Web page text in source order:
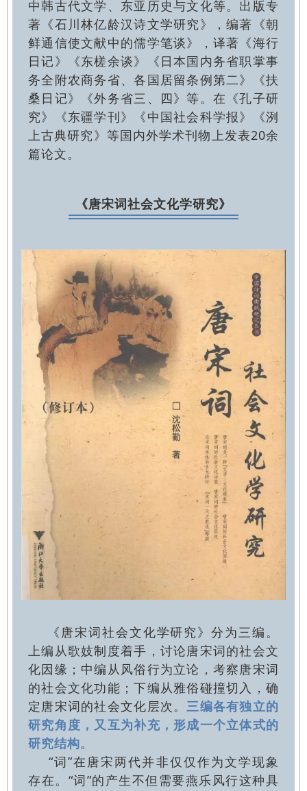
中韩古代文学、东亚历史与文化等。出版专
著《石川林亿龄汉诗文学研究》，编著《朝
鲜通信使文献中的儒学笔谈》，译著《海行
日记》《东槎余谈》《日本国内务省职掌事
务全附农商务省、各国居留条例第二》《扶
桑日记》《外务省三、四》等。在《孔子研
究》《东疆学刊》《中国社会科学报》《洌
上古典研究》等国内外学术刊物上发表20余
篇论文。
《唐宋词社会文化学研究》
《唐宋词社会文化学研究》分为三编。
上编从歌妓制度着手，讨论唐宋词的社会文
化因缘；中编从风俗行为立论，考察唐宋词
的社会文化功能；下编从雅俗碰撞切入，确
定唐宋词的社会文化层次。 三编各有独立的
研究角度，又互为补充，形成一个立体式的
研究结构。
“词”在唐宋两代并非仅仅作为文学现象
存在。“词”的产生不但需要燕乐风行这种具